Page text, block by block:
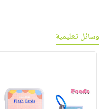
وسائل تعليمية